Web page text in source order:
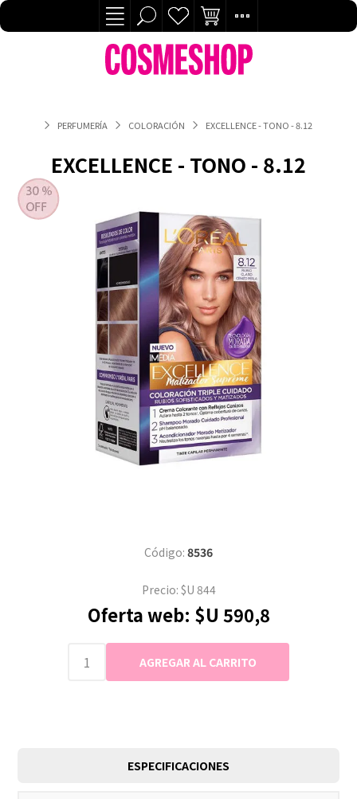
PERFUMERÍA COLORACIÓN EXCELLENCE - TONO - 8.12
EXCELLENCE - TONO - 8.12
Código: 8536
Precio: $U 844
Oferta web: $U 590,8
ESPECIFICACIONES